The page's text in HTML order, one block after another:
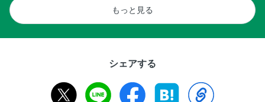
もっと見る
シェアする